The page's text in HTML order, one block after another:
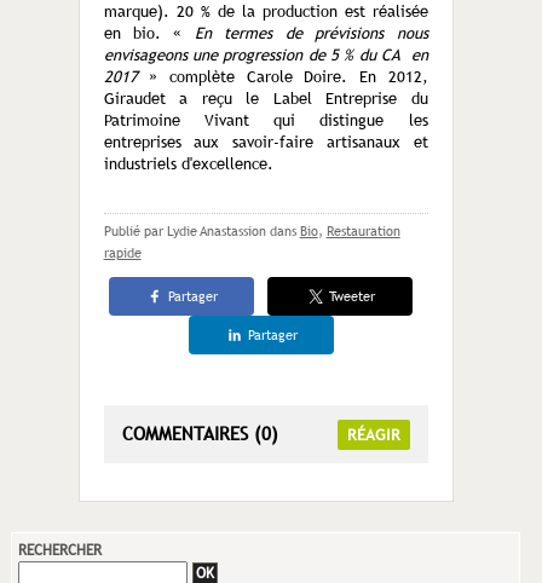
marque). 20 % de la production est réalisée
en bio. « En termes de prévisions nous
envisageons une progression de 5 % du CA en
2017 » complète Carole Doire. En 2012,
Giraudet a reçu le Label Entreprise du
Patrimoine Vivant qui distingue les
entreprises aux savoir-faire artisanaux et
industriels d'excellence.
Publié par Lydie Anastassion dans Bio, Restauration
rapide
Partager Tweeter
Partager
COMMENTAIRES (0) RÉAGIR
RECHERCHER